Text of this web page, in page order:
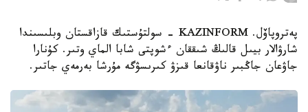
پەتروپاۆل. KAZINFORM - سولتۇستىك قازاقستان وبلىسىندا
شارۋالار بيىل قالىڭ شىققان ءشوپتى شابا الماي وتىر. كۇنارا
جاۋعان جاڭبىر ناۋقانعا قىزۋ كىرىسۋگە مۇرشا بەرمەي جاتىر.